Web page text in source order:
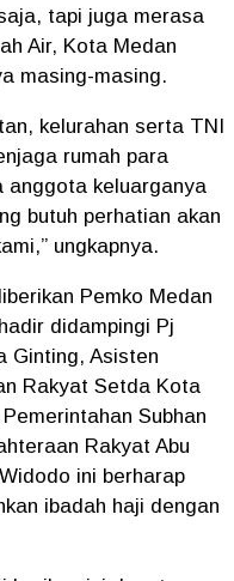
tapi juga merasa
Air, Kota Medan
masing-masing.
kelurahan serta TNI
rumah para
anggota keluarganya
butuh perhatian akan
ungkapnya.
Pemko Medan
didampingi Pj
Ginting, Asisten
Rakyat Setda Kota
Subhan
Rakyat Abu
ini berharap
ibadah haji dengan